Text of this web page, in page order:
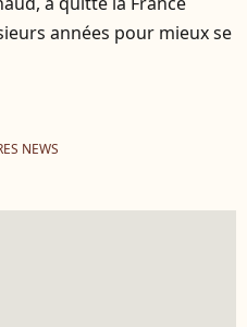
années pour mieux se
NEWS